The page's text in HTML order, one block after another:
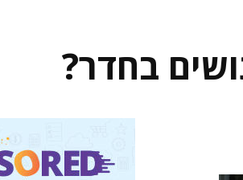
בחדר?